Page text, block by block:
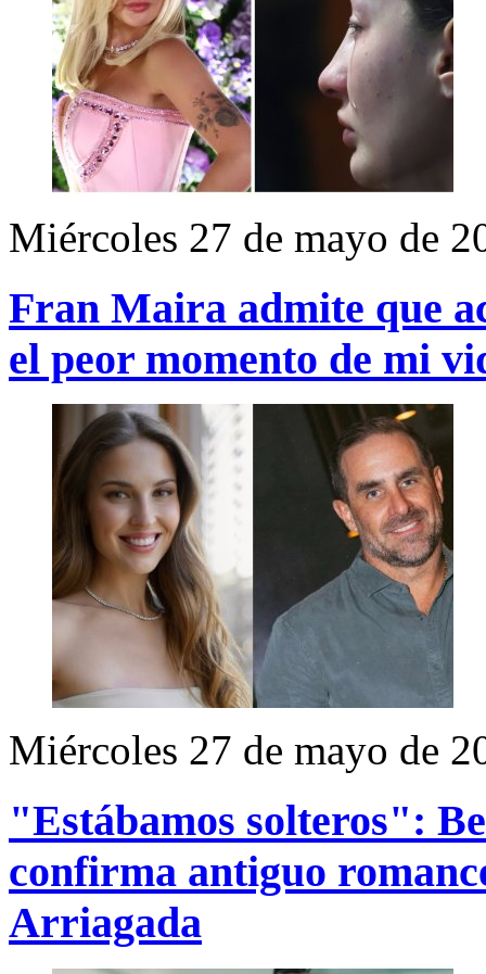
Miércoles 27 de mayo de
Fran Maira admite que
el peor momento de mi
Miércoles 27 de mayo de
"Estábamos solteros":
confirma antiguo
Arriagada